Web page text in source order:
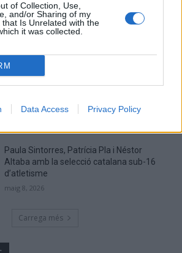
of Collection, Use,
and/or Sharing of my
that Is Unrelated with the
it was collected.
Data Access Privacy Policy
Campredó acull la quarta prova dels
Argilers diumenge 10 de maig amb dos
recorreguts
El Cantaires amb baixes rep al CB
maig 9, 2026
Paula Sintorres, Patrícia Pla i Néstor
Altaba amb la selecció catalana sub-16
d’atletisme
maig 8, 2026
Carrega més